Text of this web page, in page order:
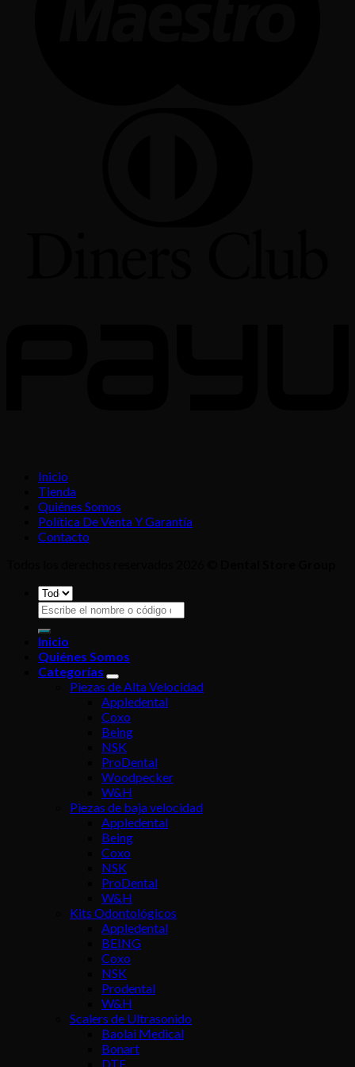
Inicio
Tienda
Quiénes Somos
Política De Venta Y Garantía
Contacto
Buscar
por:
Inicio
Quiénes Somos
Categorías
Piezas de Alta Velocidad
Appledental
Coxo
Being
NSK
ProDental
Woodpecker
W&H
Piezas de baja velocidad
Appledental
Being
Coxo
NSK
ProDental
W&H
Kits Odontológicos
Appledental
BEING
Coxo
NSK
Prodental
W&H
Scalers de Ultrasonido
Baolai Medical
Bonart
DTE